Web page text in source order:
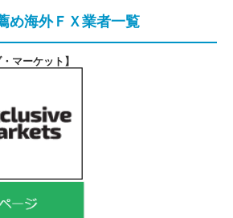
め海外ＦＸ業者一覧
マーケット】